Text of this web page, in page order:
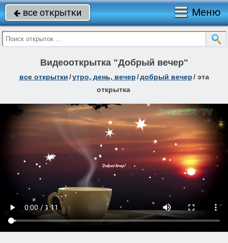
 все открытки Меню
Видеооткрытка "Добрый вечер"
все открытки/утро, день, вечер/добрый вечер/ эта
открытка